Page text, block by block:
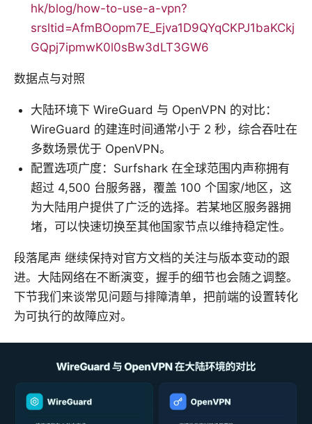
hk/blog/how-to-use-a-vpn?
srsltid=AfmBOopm7E_Ejva1D9QYqCKPJ1baKCkj
GQpj7ipmwK0l0sBw3dLT3GW6
数据点与对照
大陆环境下 WireGuard 与 OpenVPN 的对比：
WireGuard 的建连时间通常小于 2 秒，综合吞吐在
多数场景优于 OpenVPN。
配置选项广度：Surfshark 在全球范围内声称拥有
超过 4,500 台服务器，覆盖 100 个国家/地区，这
为大陆用户提供了广泛的选择。若某地区服务器拥
堵，可以快速切换至其他国家节点以维持稳定性。
段落尾声 继续保持对官方文档的关注与版本变动的跟
进。大陆网络在不断演变，握手的细节也会随之调整。
下节我们来谈常见问题与排障清单，把前端的设置转化
为可执行的故障应对。